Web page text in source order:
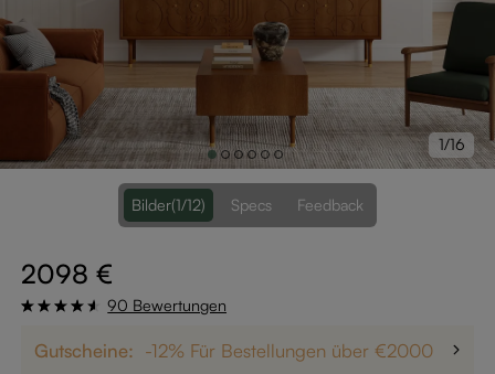
1/16
Bilder(1/12) Specs Feedback
2098 €
90 Bewertungen
Gutscheine: -12% Für Bestellungen über €2000 Bis